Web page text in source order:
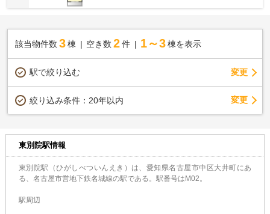
該当物件数 3棟 空き数 2 件 1～3 棟を表示
駅で絞り込む 変更
絞り込み条件： 20年以内 変更
東別院駅情報
東別院駅（ひがしべついんえき）は、愛知県名古屋市中区大井町にあ
る、名古屋市営地下鉄名城線の駅である。駅番号はM02。
駅周辺